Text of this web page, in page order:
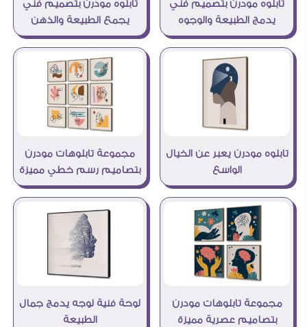
تابلوه مودرن بتصميم فني
يدمج الطبيعة والوجوه
تابلوه مودرن بتصميم فني
يجمع الطبيعة والذهن
تابلوه مودرن يعبر عن الخيال
الواسع
مجموعة تابلوهات مودرن
بتصاميم رسم خطي مميزة
مجموعة تابلوهات مودرن
بتصاميم عصرية مميزة
لوحة فنية لوجه يدمج جمال
الطبيعة